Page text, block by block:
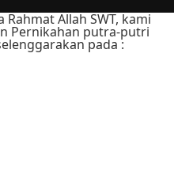
Allah SWT, kami
Pernikahan putra-putri
pada :